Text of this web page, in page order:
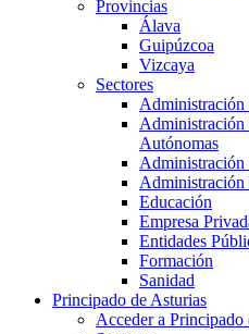
Provincias
Álava
Guipúzcoa
Vizcaya
Sectores
Administración
Administración
Autónomas
Administración
Administración
Educación
Empresa
Entidades
Formación
Sanidad
Principado de Asturias
Acceder a Principado